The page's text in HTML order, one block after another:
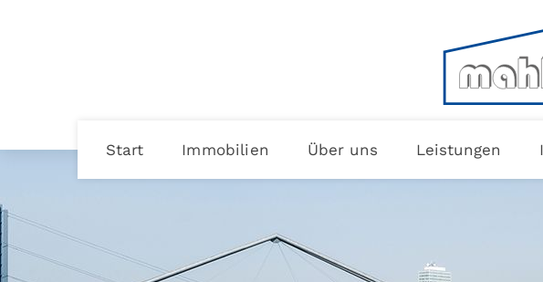
Start Immobilien Über uns Leistungen